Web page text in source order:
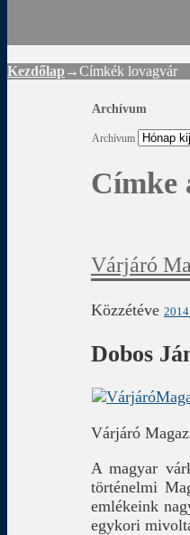
Kezdőlap →Címkék lovagvár
Archívum
Archívum
Címke
Várjáró
Közzétéve
Dobos
Várjáró
A magyar
történelmi
emlékeink
egykori